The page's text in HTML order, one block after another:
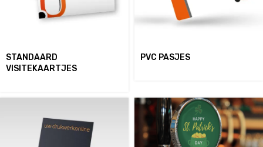
STANDAARD
VISITEKAARTJES
PVC PASJES